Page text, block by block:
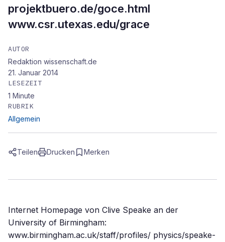
projektbuero.de/goce.html
www.csr.utexas.edu/grace
AUTOR
Redaktion wissenschaft.de
21. Januar 2014
LESEZEIT
1 Minute
RUBRIK
Allgemein
Teilen Drucken Merken
Internet Homepage von Clive Speake an der
University of Birmingham:
www.birmingham.ac.uk/staff/profiles/ physics/speake-